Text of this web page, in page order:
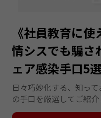
《社員教育に使
情シスでも騙さ
ェア感染手口5選
日々巧妙化する、知っ
の手口を厳選してご紹介